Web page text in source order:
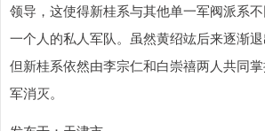
领导，这使得新桂系与其他单一军阀派系
一个人的私人军队。虽然黄绍竑后来逐渐
但新桂系依然由李宗仁和白崇禧两人共同
军消灭。